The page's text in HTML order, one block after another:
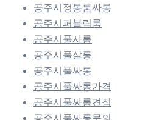
공주시정통룸싸롱
공주시퍼블릭룸
공주시풀사롱
공주시풀살롱
공주시풀싸롱
공주시풀싸롱가격
공주시풀싸롱견적
공주시풀싸롱문의